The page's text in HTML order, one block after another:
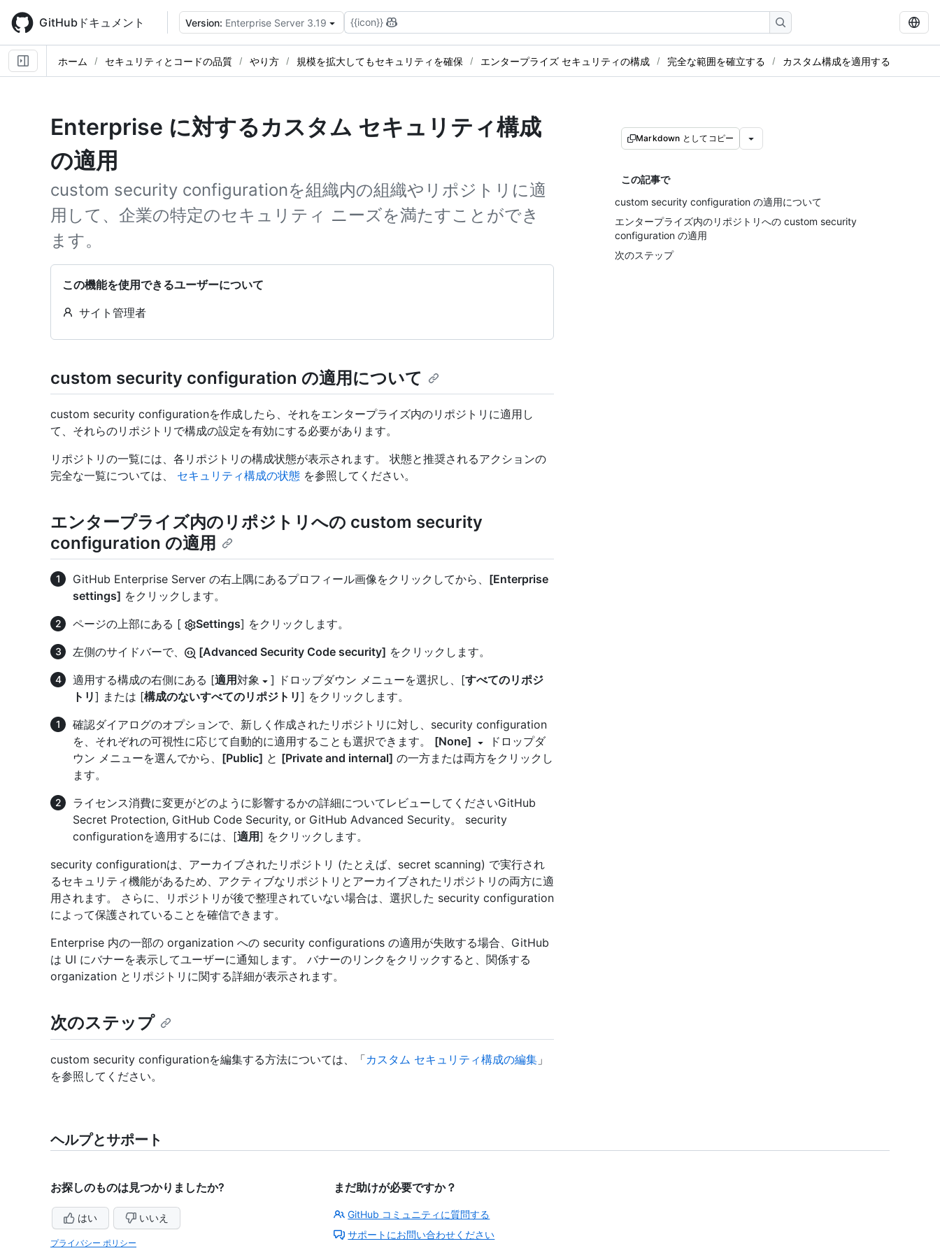
main
content
GitHubドキュメント Version: Enterprise Server 3.19 {{icon}}
ホーム セキュリティとコードの品質 やり方 規模を拡大してもセキュリティを確保 エンタープライズ セキュリティの構成 完全な範囲を確立する カスタム構成を適用する
Enterprise に対するカスタム セキュリティ構成
の適用
custom security configurationを組織内の組織やリポジトリに適
用して、企業の特定のセキュリティ ニーズを満たすことができ
ます。
この機能を使用できるユーザーについて
サイト管理者
Markdown としてコピー
この記事で
custom security configuration の適用について
エンタープライズ内のリポジトリへの custom security
configuration の適用
次のステップ
custom security configuration の適用について
custom security configurationを作成したら、それをエンタープライズ内のリポジトリに適用し
て、それらのリポジトリで構成の設定を有効にする必要があります。
リポジトリの一覧には、各リポジトリの構成状態が表示されます。 状態と推奨されるアクションの
完全な一覧については、 セキュリティ構成の状態 を参照してください。
エンタープライズ内のリポジトリへの custom security
configuration の適用
GitHub Enterprise Server の右上隅にあるプロフィール画像をクリックしてから、 [Enterprise
settings] をクリックします。
ページの上部にある [
Settings] をクリックします。
左側のサイドバーで、
[Advanced Security Code security] をクリックします。
適用する構成の右側にある [適用 対象 ] ドロップダウン メニューを選択し、[すべてのリポジ
トリ] または [構成のないすべてのリポジトリ] をクリックします。
確認ダイアログのオプションで、新しく作成されたリポジトリに対し、security configuration
を、それぞれの可視性に応じて自動的に適用することも選択できます。 [None]
ドロップダ
ウン メニューを選んでから、 [Public] と [Private and internal] の一方または両方をクリックし
ます。
ライセンス消費に変更がどのように影響するかの詳細についてレビューしてくださいGitHub
Secret Protection, GitHub Code Security, or GitHub Advanced Security。 security
configurationを適用するには、[適用] をクリックします。
security configurationは、アーカイブされたリポジトリ (たとえば、secret scanning) で実行され
るセキュリティ機能があるため、アクティブなリポジトリとアーカイブされたリポジトリの両方に適
用されます。 さらに、リポジトリが後で整理されていない場合は、選択した security configuration
によって保護されていることを確信できます。
Enterprise 内の一部の organization への security configurations の適用が失敗する場合、GitHub
は UI にバナーを表示してユーザーに通知します。 バナーのリンクをクリックすると、関係する
organization とリポジトリに関する詳細が表示されます。
次のステップ
custom security configurationを編集する方法については、「カスタム セキュリティ構成の編集 」
を参照してください。
ヘルプとサポート
お探しのものは見つかりましたか?
はい いいえ
プライバシー ポリシー
まだ助けが必要ですか？
GitHub コミュニティに質問する
サポートにお問い合わせください